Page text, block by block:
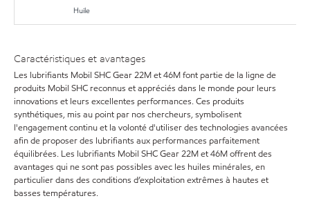
Huile
Caractéristiques et avantages
Les lubrifiants Mobil SHC Gear 22M et 46M font partie de la ligne de
produits Mobil SHC reconnus et appréciés dans le monde pour leurs
innovations et leurs excellentes performances. Ces produits
synthétiques, mis au point par nos chercheurs, symbolisent
l'engagement continu et la volonté d'utiliser des technologies avancées
afin de proposer des lubrifiants aux performances parfaitement
équilibrées. Les lubrifiants Mobil SHC Gear 22M et 46M offrent des
avantages qui ne sont pas possibles avec les huiles minérales, en
particulier dans des conditions d’exploitation extrêmes à hautes et
basses températures.